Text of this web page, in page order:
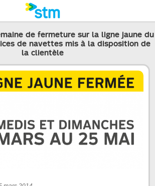
de fermeture sur la ligne jaune du
de navettes mis à la disposition de
la clientèle